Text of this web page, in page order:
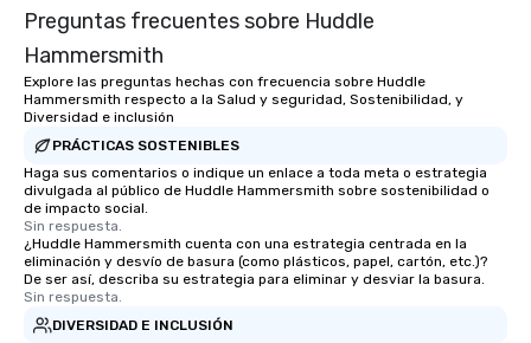
Preguntas frecuentes sobre Huddle
Hammersmith
Explore las preguntas hechas con frecuencia sobre Huddle
Hammersmith respecto a la Salud y seguridad, Sostenibilidad, y
Diversidad e inclusión
PRÁCTICAS SOSTENIBLES
Haga sus comentarios o indique un enlace a toda meta o estrategia
divulgada al público de Huddle Hammersmith sobre sostenibilidad o
de impacto social.
Sin respuesta.
¿Huddle Hammersmith cuenta con una estrategia centrada en la
eliminación y desvío de basura (como plásticos, papel, cartón, etc.)?
De ser así, describa su estrategia para eliminar y desviar la basura.
Sin respuesta.
DIVERSIDAD E INCLUSIÓN